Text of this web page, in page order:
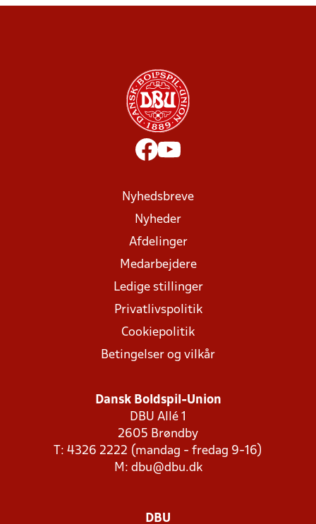
Nyhedsbreve
Nyheder
Afdelinger
Medarbejdere
Ledige stillinger
Privatlivspolitik
Cookiepolitik
Betingelser og vilkår
Dansk Boldspil-Union
DBU Allé 1
2605 Brøndby
T: 4326 2222 (mandag - fredag 9-16)
M: dbu@dbu.dk
DBU